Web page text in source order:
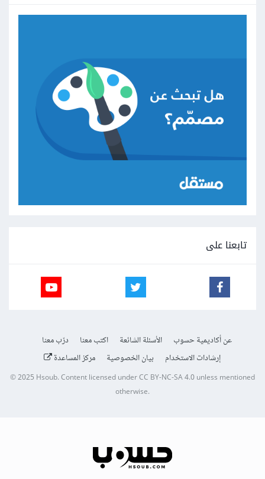
تابعنا على
عن أكاديمية حسوب الأسئلة الشائعة اكتب معنا
درّب معنا
إرشادات الاستخدام
بيان الخصوصية مركز المساعدة
© 2025Hsoub.Content licensed underCC BY-NC-SA 4.0unless mentioned
otherwise.